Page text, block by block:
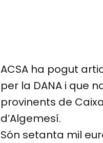
ACSA ha pogut
per la DANA i que
provinents de
d’Algemesí.
Són setanta mil